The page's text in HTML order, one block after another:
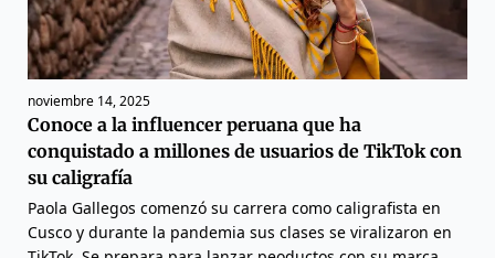
noviembre 14, 2025
Conoce a la influencer peruana que ha
conquistado a millones de usuarios de TikTok con
su caligrafía
Paola Gallegos comenzó su carrera como caligrafista en
Cusco y durante la pandemia sus clases se viralizaron en